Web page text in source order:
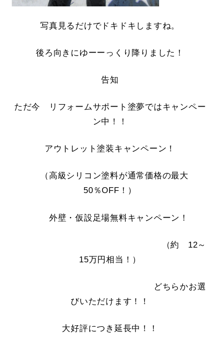
写真見るだけでドキドキしますね。
後ろ向きにゆーーっくり降りました！
告知
ただ今 リフォームサポート塗夢ではキャンペー
ン中！！
アウトレット塗装キャンペーン！
（高級シリコン塗料が通常価格の最大
50％OFF！）
外壁・仮設足場無料キャンペーン！
（約 12～
15万円相当！）
どちらかお選
びいただけます！！
大好評につき延長中！！